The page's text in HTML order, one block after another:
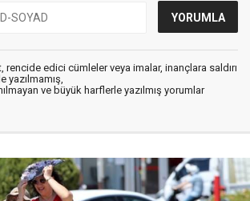
rencide edici cümleler veya imalar, inançlara saldırı
yazılmamış,
ve büyük harflerle yazılmış yorumlar